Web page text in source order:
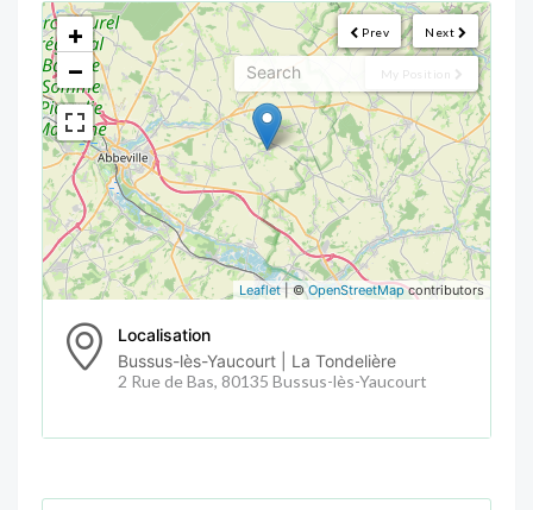
Next
Prev
My Position
<!---->
+
−
Leaflet| ©OpenStreetMapcontributors
Localisation
Bussus-lès-Yaucourt | La Tondelière
2 Rue de Bas, 80135 Bussus-lès-Yaucourt